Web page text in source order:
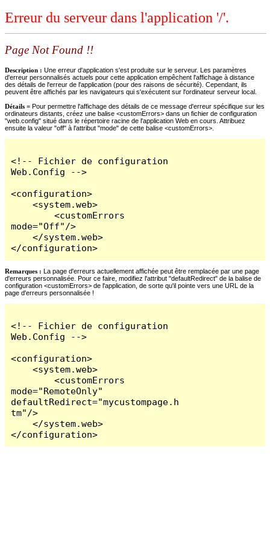
Erreur du serveur dans l'application '/'.
Page Not Found !!
Description : Une erreur d'application s'est produite sur le serveur. Les paramètres
d'erreur personnalisés actuels pour cette application empêchent l'affichage à distance
des détails de l'erreur de l'application (pour des raisons de sécurité). Cependant, ils
peuvent être affichés par les navigateurs qui s'exécutent sur l'ordinateur serveur local.
Détails = Pour permettre l'affichage des détails de ce message d'erreur spécifique sur les
ordinateurs distants, créez une balise <customErrors> dans un fichier de configuration
"web.config" situé dans le répertoire racine de l'application Web en cours. Attribuez
ensuite la valeur "off" à l'attribut "mode" de cette balise <customErrors>.
<!-- Fichier de configuration
Web.Config -->
<configuration>
    <system.web>
        <customErrors
mode="Off"/>
    </system.web>
</configuration>
Remarques : La page d'erreurs actuellement affichée peut être remplacée par une page
d'erreurs personnalisée. Pour ce faire, modifiez l'attribut "defaultRedirect" de la balise de
configuration <customErrors> de l'application, de sorte qu'il pointe vers une URL de la
page d'erreurs personnalisée !
<!-- Fichier de configuration
Web.Config -->
<configuration>
    <system.web>
        <customErrors
mode="RemoteOnly"
defaultRedirect="mycustompage.h
tm"/>
    </system.web>
</configuration>